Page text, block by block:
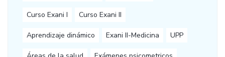
Curso Exani I Curso Exani II
Aprendizaje dinámico Exani II-Medicina UPP